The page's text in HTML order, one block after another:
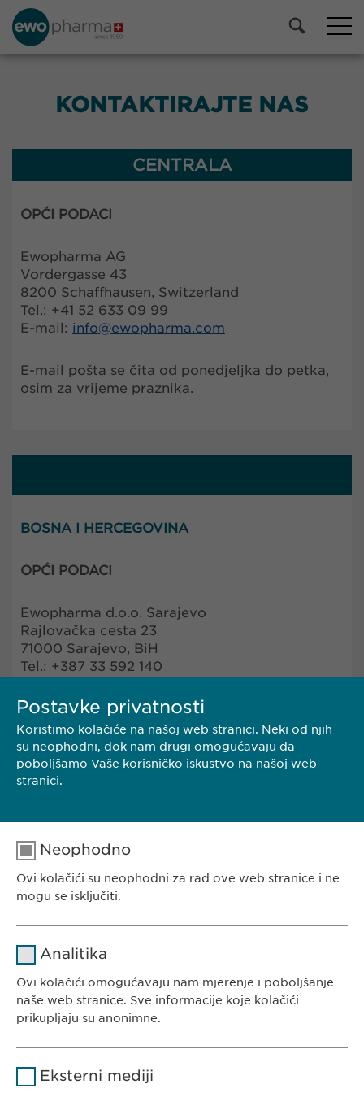
KONTAKTIRAJTE NAS
CENTRALA
OPĆI PODACI
Ewopharma AG
Vordergasse 43
8200 Schaffhausen, Switzerland
Tel.: +41 52 633 09 99
E-mail: info@ewopharma.com
E-mail pošta se čita od ponedjeljka do petka,
osim za vrijeme praznika.
BOSNA I HERCEGOVINA
OPĆI PODACI
Ewopharma d.o.o. Sarajevo
Rajlovačka cesta 23
71000 Sarajevo, BiH
Tel.: +387 33 592 140
FARMAKOVIGILANCA
E-mail:pharmacovigilance@ewopharma.ba
EWOPHARMA BOSNA I HERCEGOVINA
Bosna i Hercegovina
Postavke privatnosti
Koristimo kolačiće na našoj web stranici. Neki od njih
su neophodni, dok nam drugi omogućavaju da
poboljšamo Vaše korisničko iskustvo na našoj web
stranici.
Neophodno
Ovi kolačići su neophodni za rad ove web stranice i ne
mogu se isključiti.
sgalinski
Trajanje
Svrha
saglasnosti kolačića.
Analitika
Ovi kolačići omogućavaju nam mjerenje i poboljšanje
naše web stranice. Sve informacije koje kolačići
prikupljaju su anonimne.
Eksterni mediji